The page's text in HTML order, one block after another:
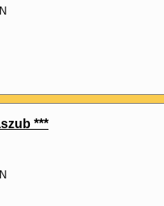
***